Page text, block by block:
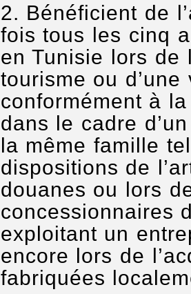
Bénéficient de
fois tous les cinq
en Tunisie lors de
tourisme ou
conformément à
dans le cadre
la même famille
dispositions de
douanes ou lors
concessionnaires
exploitant un
encore lors de
fabriquées